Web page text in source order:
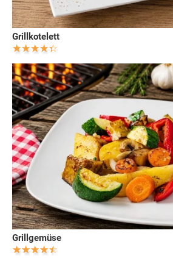
Grillkotelett
Grillgemüse